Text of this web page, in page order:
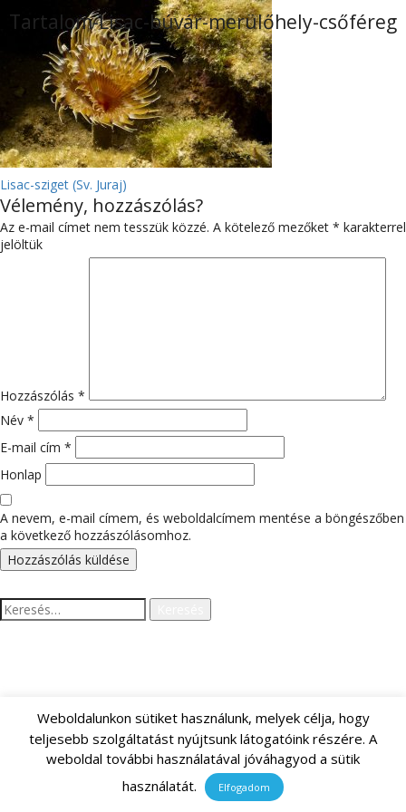
Tartalom-Lisac-búvár-merülőhely-csőféreg
BEJEGYZÉS
NAVIGÁCIÓ
Lisac-sziget (Sv. Juraj)
Vélemény, hozzászólás?
Az e-mail címet nem tesszük közzé. A kötelező mezőket * karakterrel
jelöltük
Hozzászólás *
Név *
E-mail cím *
Honlap
A nevem, e-mail címem, és weboldalcímem mentése a böngészőben
a következő hozzászólásomhoz.
Keresés:
ARCHÍVUM
Weboldalunkon sütiket használunk, melyek célja, hogy
teljesebb szolgáltatást nyújtsunk látogatóink részére. A
weboldal további használatával jóváhagyod a sütik
használatát.
Elfogadom